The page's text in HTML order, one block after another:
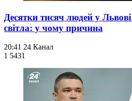
Десятки тисяч людей у
світла: у чому причина
20:41 24 Канал
1 5431